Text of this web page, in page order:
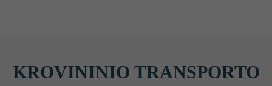
KROVININIO TRANSPORTO